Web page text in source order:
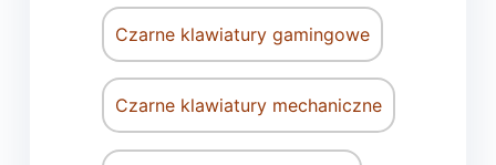
Czarne klawiatury gamingowe
Czarne klawiatury mechaniczne